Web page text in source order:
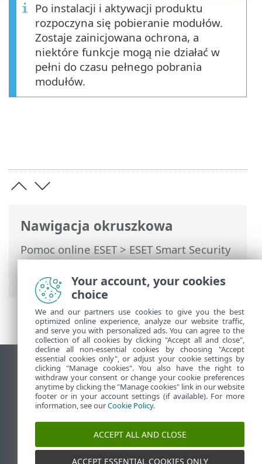
Nawigacja okruszkowa
Pomoc online ESET>ESET Smart Security
Premium>Instalacja> Instalator Live
Installer
Po instalacji i aktywacji produktu
rozpoczyna się pobieranie modułów.
Zostaje zainicjowana ochrona, a
niektóre funkcje mogą nie działać w
pełni do czasu pełnego pobrania
modułów.
Wyświetl witrynę internetową dla
komputerów
End of Life
Baza wiedzy ESET
ESET Status Portal
Pomoc regionalna
Your account, your cookies
choice
We and our partners use cookies to give you the best
optimized online experience, analyze our website traffic,
and serve you with personalized ads. You can agree to the
collection of all cookies by clicking "Accept all and close",
decline all non-essential cookies by choosing "Accept
essential cookies only", or adjust your cookie settings by
clicking "Manage cookies". You also have the right to
withdraw your consent or change your cookie preferences
anytime by clicking the "Manage cookies" link in our website
footer or in your account settings (if available). For more
information, see ourCookie Policy.
ACCEPT ALL AND CLOSE
ACCEPT ESSENTIAL COOKIES ONLY